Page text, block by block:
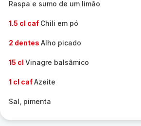
Raspa e sumo de um limão
1.5 cl caf Chili em pó
2 dentes Alho picado
15 cl Vinagre balsâmico
1 cl cafAzeite
Sal, pimenta